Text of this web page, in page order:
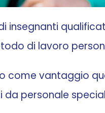
insegnanti
di lavoro
come vantaggio
da personale